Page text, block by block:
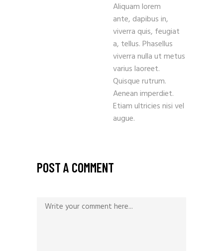
Aliquam lorem
ante, dapibus in,
viverra quis, feugiat
a, tellus. Phasellus
viverra nulla ut metus
varius laoreet.
Quisque rutrum.
Aenean imperdiet.
Etiam ultricies nisi vel
augue.
POST A COMMENT